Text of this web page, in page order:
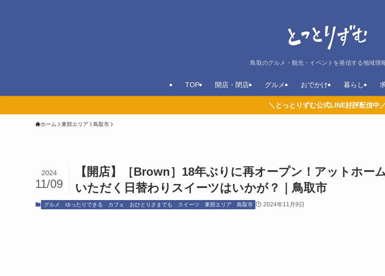
鳥取のグルメ・観光・イベントを発信する地域情
TOP 開店・閉店 グルメ おでかけ 暮らし
＼とっとりずむ公式LINE好評配信中
ホーム 東部エリア 鳥取市
【開店】［Brown］18年ぶりに再オープン！アットホー
いただく日替わりスイーツはいかが？｜鳥取市
2024
11/09
グルメ ゆったりできる カフェ おひとりさまでも スイーツ 東部エリア 鳥取市 2024年11月9日